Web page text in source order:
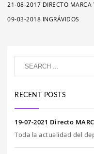
21-08-2017 DIRECTO MARCA
09-03-2018 INGRÁVIDOS
RECENT POSTS
19-07-2021 Directo
Toda la actualidad del